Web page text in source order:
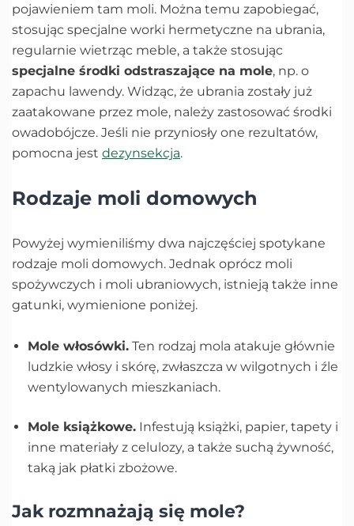
pojawieniem tam moli. Można temu zapobiegać,
stosując specjalne worki hermetyczne na ubrania,
regularnie wietrząc meble, a także stosując
specjalne środki odstraszające na mole, np. o
zapachu lawendy. Widząc, że ubrania zostały już
zaatakowane przez mole, należy zastosować środki
owadobójcze. Jeśli nie przyniosły one rezultatów,
pomocna jest dezynsekcja.
Rodzaje moli domowych
Powyżej wymieniliśmy dwa najczęściej spotykane
rodzaje moli domowych. Jednak oprócz moli
spożywczych i moli ubraniowych, istnieją także inne
gatunki, wymienione poniżej.
Mole włosówki. Ten rodzaj mola atakuje głównie
ludzkie włosy i skórę, zwłaszcza w wilgotnych i źle
wentylowanych mieszkaniach.
Mole książkowe. Infestują książki, papier, tapety i
inne materiały z celulozy, a także suchą żywność,
taką jak płatki zbożowe.
Jak rozmnażają się mole?